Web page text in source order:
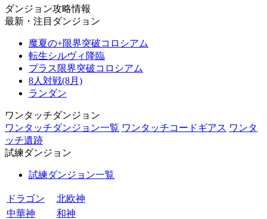
ダンジョン攻略情報
最新・注目ダンジョン
魔夏の+限界突破コロシアム
転生シルヴィ降臨
プラス限界突破コロシアム
8人対戦(8月)
ランダン
ワンタッチダンジョン
ワンタッチダンジョン一覧 ワンタッチコードギアス ワンタ
ッチ遺跡
試練ダンジョン
試練ダンジョン一覧
ドラゴン
北欧神
中華神
和神